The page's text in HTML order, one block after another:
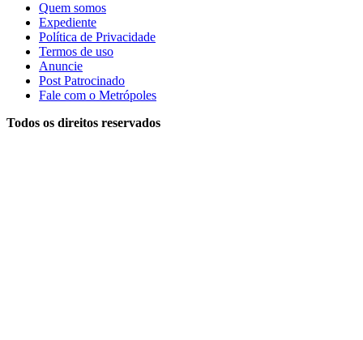
Quem somos
Expediente
Política de Privacidade
Termos de uso
Anuncie
Post Patrocinado
Fale com o Metrópoles
Todos os direitos reservados